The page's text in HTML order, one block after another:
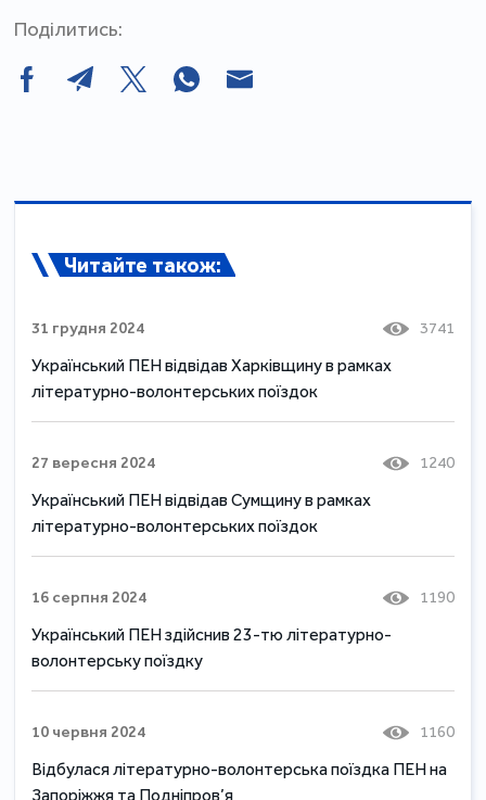
Поділитись:
Читайте також:
31 грудня 2024 3741
Український ПЕН відвідав Харківщину в рамках
літературно-волонтерських поїздок
27 вересня 2024 1240
Український ПЕН відвідав Сумщину в рамках
літературно-волонтерських поїздок
16 серпня 2024 1190
Український ПЕН здійснив 23-тю літературно-
волонтерську поїздку
10 червня 2024 1160
Відбулася літературно-волонтерська поїздка ПЕН на
Запоріжжя та Подніпров’я